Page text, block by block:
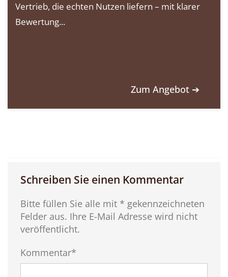
Vertrieb, die echten Nutzen liefern – mit klarer
Bewertung...
Zum Angebot ➔
Schreiben Sie einen Kommentar
Bitte füllen Sie alle mit * gekennzeichneten
Felder aus. Ihre E-Mail Adresse wird nicht
veröffentlicht.
Kommentar*